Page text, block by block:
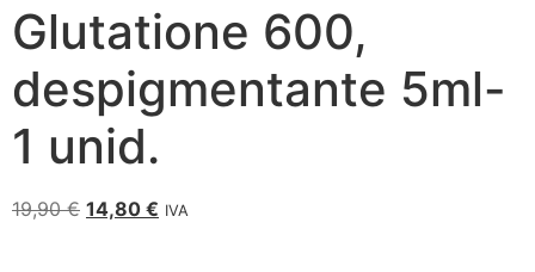
Glutatione 600,
despigmentante 5ml-
1 unid.
19,90€ 14,80 € IVA